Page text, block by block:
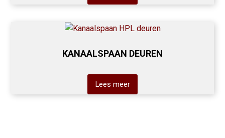
KANAALSPAAN DEUREN
Lees meer